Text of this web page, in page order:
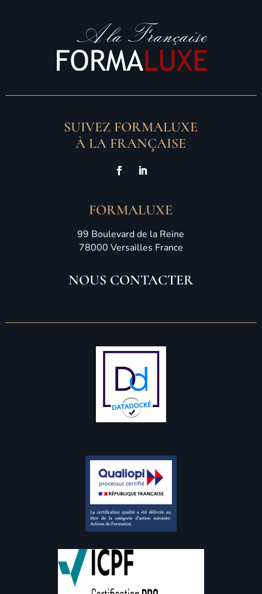
SUIVEZ FORMALUXE
À LA FRANÇAISE
FORMALUXE
99 Boulevard de la Reine
78000 Versailles France
NOUS CONTACTER